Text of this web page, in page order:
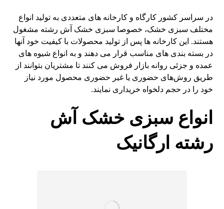
در سراسر کشور کارگاه و کارخانه های متعددی به تولید انواع
مختلف سبزی خشک، خصوصا سبزی خشک آش رشته مشغول
هستند. این کارخانه ها پس از تولید محصولات با کیفیت خود آنها
در بسته بندی های مناسب قرار می دهند و به انواع شیوه های
عمده و جزئی روانه بازار فروش می کنند تا مشتریان بتوانند از
طریق روش‌های حضوری یا غیر حضوری محصول مورد نیاز
خود را در حجم دلخواه خریداری نمایند.
انواع سبزی خشک آش
رشته ارگانیک